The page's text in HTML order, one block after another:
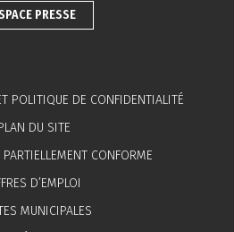
PRESSE
POLITIQUE DE CONFIDENTIALITÉ
DU SITE
CONFORME
D’EMPLOI
MUNICIPALES